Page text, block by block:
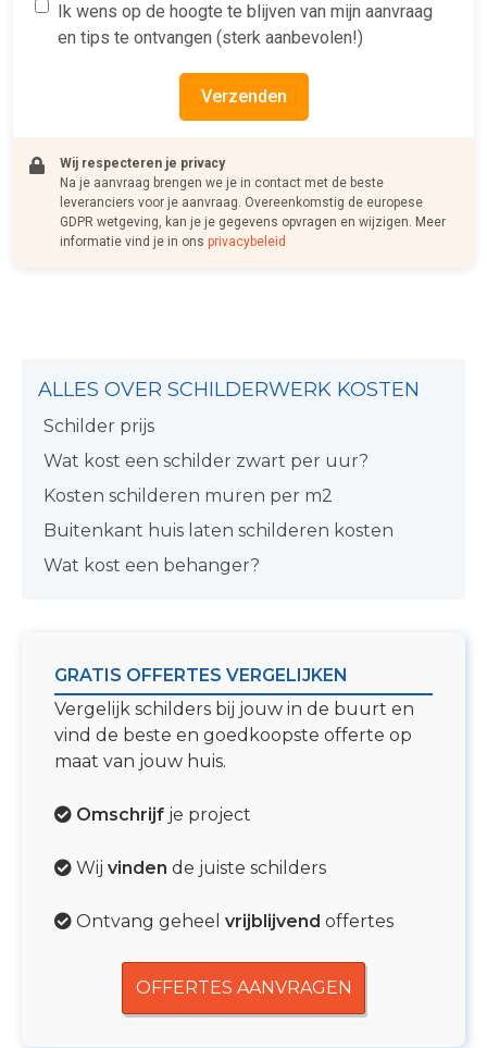
Ik wens op de hoogte te blijven van mijn aanvraag
en tips te ontvangen (sterk aanbevolen!)
Verzenden
Wij respecteren je privacy
Na je aanvraag brengen we je in contact met de beste
leveranciers voor je aanvraag. Overeenkomstig de europese
GDPR wetgeving, kan je je gegevens opvragen en wijzigen. Meer
informatie vind je in ons privacybeleid
ALLES OVER SCHILDERWERK KOSTEN
Schilder prijs
Wat kost een schilder zwart per uur?
Kosten schilderen muren per m2
Buitenkant huis laten schilderen kosten
Wat kost een behanger?
GRATIS OFFERTES VERGELIJKEN
Vergelijk schilders bij jouw in de buurt en
vind de beste en goedkoopste offerte op
maat van jouw huis.
Omschrijf je project
Wij vinden de juiste schilders
Ontvang geheel vrijblijvend offertes
OFFERTES AANVRAGEN